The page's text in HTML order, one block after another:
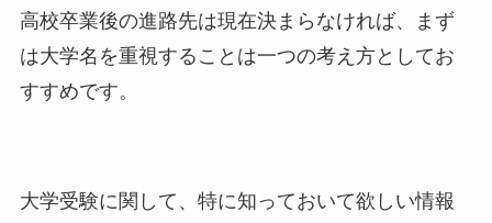
高校卒業後の進路先は現在決まらなければ、まず
は大学名を重視することは一つの考え方としてお
すすめです。
大学受験に関して、特に知っておいて欲しい情報